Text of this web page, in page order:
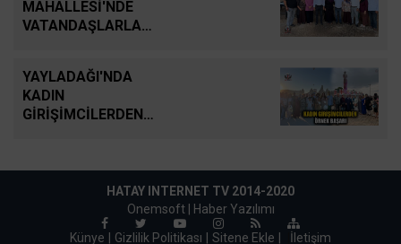
MAHALLESİ'NDE
VATANDAŞLARLA
YAYLADAĞI'NDA
KADIN
GİRİŞİMCİLERDEN
HATAY INTERNET TV 2014-2020
Onemsoft |
Haber Yazılımı
Künye
Gizlilik Politikası Sitene Ekle İletişim